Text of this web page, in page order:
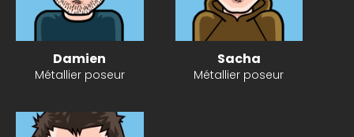
Damien
Métallier poseur
Sacha
Métallier poseur